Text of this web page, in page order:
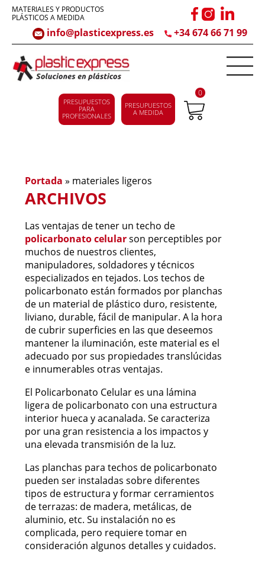
MATERIALES Y PRODUCTOS
PLÁSTICOS A MEDIDA
info@plasticexpress.es +34 674 66 71 99
PRESUPUESTOS
PARA
PROFESIONALES
PRESUPUESTOS
A MEDIDA
0
Portada » materiales ligeros
ARCHIVOS
Las ventajas de tener un techo de
policarbonato celularson perceptibles por
muchos de nuestros clientes,
manipuladores, soldadores y técnicos
especializados en tejados. Los techos de
policarbonato están formados por planchas
de un material de plástico duro, resistente,
liviano, durable, fácil de manipular. A la hora
de cubrir superficies en las que deseemos
mantener la iluminación, este material es el
adecuado por sus propiedades translúcidas
e innumerables otras ventajas.
El Policarbonato Celular es una lámina
ligera de policarbonato con una estructura
interior hueca y acanalada. Se caracteriza
por una gran resistencia a los impactos y
una elevada transmisión de la luz.
Las planchas para techos de policarbonato
pueden ser instaladas sobre diferentes
tipos de estructura y formar cerramientos
de terrazas: de madera, metálicas, de
aluminio, etc. Su instalación no es
complicada, pero requiere tomar en
consideración algunos detalles y cuidados.